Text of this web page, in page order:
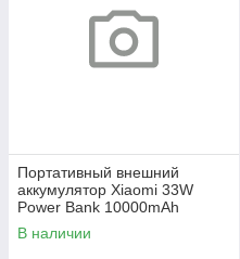
Портативный внешний
аккумулятор Xiaomi 33W
Power Bank 10000mAh
(Integrated Cable) Tan GL
В наличии